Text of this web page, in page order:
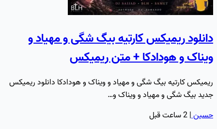
دانلود ریمیکس کارتیه بیگ شگی و مهیاد و
ویناک و هودادکا + متن ریمیکس
ریمیکس کارتیه بیگ شگی و مهیاد و ویناک و هودادکا دانلود ریمیکس
جدید بیگ شگی و مهیاد و ویناک و…
حسین|2 ساعت قبل